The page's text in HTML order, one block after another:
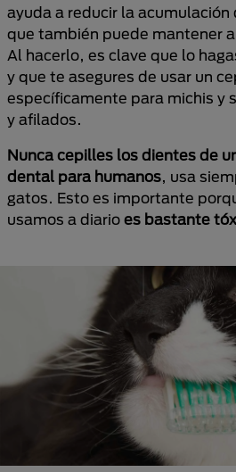
ayuda a reducir la acumulación
que también puede mantener
Al hacerlo, es clave que lo
y que te asegures de usar un
específicamente para michis y
y afilados.
Nunca cepilles los dientes de
dental para humanos, usa
gatos. Esto es importante
usamos a diario es bastante